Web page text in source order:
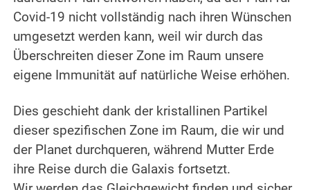
Covid-19 nicht vollständig nach ihren Wünschen
umgesetzt werden kann, weil wir durch das
Überschreiten dieser Zone im Raum unsere
eigene Immunität auf natürliche Weise erhöhen.
Dies geschieht dank der kristallinen Partikel
dieser spezifischen Zone im Raum, die wir und
der Planet durchqueren, während Mutter Erde
ihre Reise durch die Galaxis fortsetzt.